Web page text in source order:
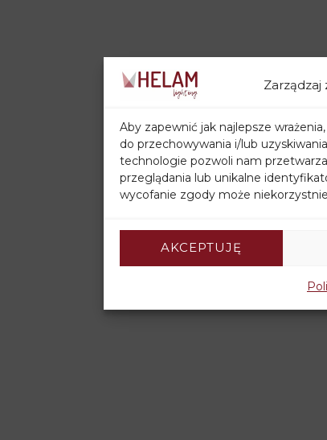
Aby zapewnić jak najlepsze
do przechowywania i/lub
technologie pozwoli nam
przeglądania lub unikalne
wycofanie zgody może
AKCEPTUJĘ